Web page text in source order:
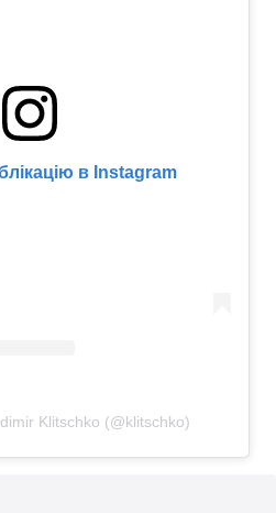
в Instagram
Klitschko (@klitschko)